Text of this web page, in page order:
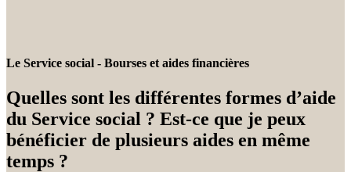
Le Service social - Bourses et aides financières
Quelles sont les différentes formes d’aide
du Service social ? Est-ce que je peux
bénéficier de plusieurs aides en même
temps ?